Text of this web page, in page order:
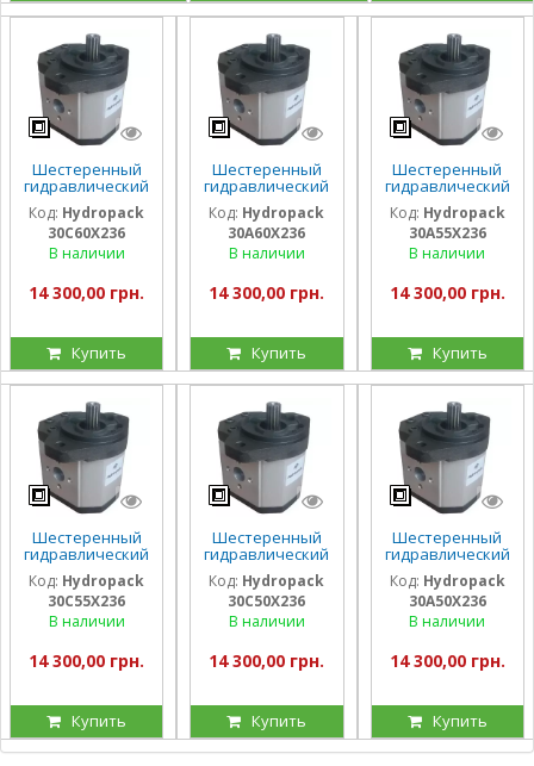
Шестеренный
гидравлический
насос Hydropack
30C60X236 (60
см3) правого
вращения
Код: Hydropack
30C60X236
В наличии
14 300,00 грн.
Купить
Шестеренный
гидравлический
насос Hydropack
30A60X236 (60
см3) левого
вращения
Код: Hydropack
30A60X236
В наличии
14 300,00 грн.
Купить
Шестеренный
гидравлический
насос Hydropack
30A55X236 (55
см3) левого
вращения
Код: Hydropack
30A55X236
В наличии
14 300,00 грн.
Купить
Шестеренный
гидравлический
насос Hydropack
30C55X236 (55
см3) правого
вращения
Код: Hydropack
30C55X236
В наличии
14 300,00 грн.
Купить
Шестеренный
гидравлический
насос Hydropack
30C50X236 (50
см3) правого
вращения
Код: Hydropack
30C50X236
В наличии
14 300,00 грн.
Купить
Шестеренный
гидравлический
насос Hydropack
30A50X236 (50
см3) левого
вращения
Код: Hydropack
30A50X236
В наличии
14 300,00 грн.
Купить